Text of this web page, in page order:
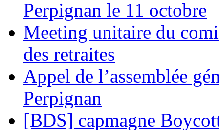
Perpignan le 11 octobre
Meeting unitaire du
des retraites
Appel de l’assemblée
Perpignan
[BDS] capmagne